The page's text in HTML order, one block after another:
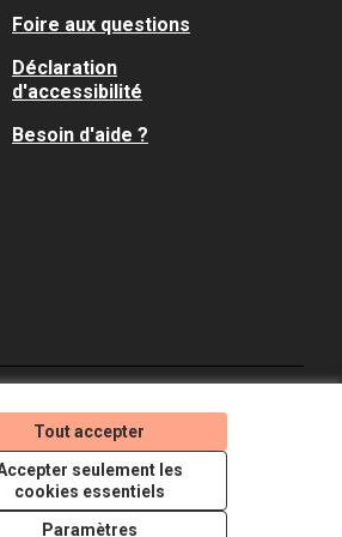
Tout accepter
seulement les
cookies essentiels
Paramètres
Foire aux questions
Déclaration
d'accessibilité
Besoin d'aide ?
(Lien externe)
(Lien externe)
(Lien externe)
Licence Creative
(Lien externe)